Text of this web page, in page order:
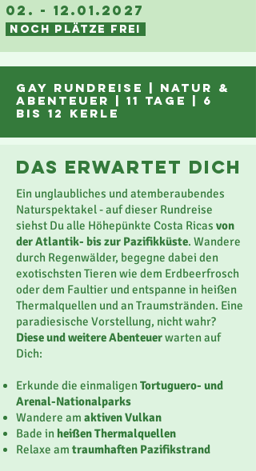
02. - 12.01.2027
nOCH PLÄTZE FREI
gay rundreise | NATUR &
ABENTEUER | 11 tage | 6
bis 12 Kerle
das erwartet dich
Ein unglaubliches und atemberaubendes
Naturspektakel - auf dieser Rundreise
siehst Du alle Höhepünkte Costa Ricas von
der Atlantik- bis zur Pazifikküste. Wandere
durch Regenwälder, begegne dabei den
exotischsten Tieren wie dem Erdbeerfrosch
oder dem Faultier und entspanne in heißen
Thermalquellen und an Traumstränden. Eine
paradiesische Vorstellung, nicht wahr?
Diese und weitere Abenteuerwarten auf
Dich:
Erkunde die einmaligenTortuguero- und
Arenal-Nationalparks
Wandere am aktiven Vulkan
Bade in heißen Thermalquellen
Relaxe am traumhaften Pazifikstrand